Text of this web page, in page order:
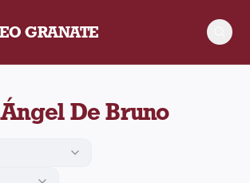
GRANATE
De Bruno